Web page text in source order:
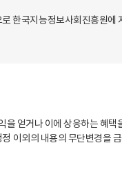
한국지능정보사회진흥원에
얻거나 이에 상응하는 혜택
이외의 내용의 무단변경을